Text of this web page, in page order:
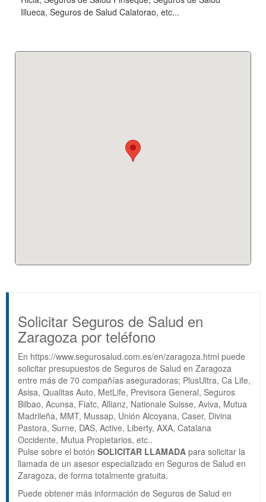
Illueca, Seguros de Salud Calatorao, etc...
Solicitar Seguros de Salud en
Zaragoza por teléfono
En https://www.segurosalud.com.es/en/zaragoza.html puede
solicitar presupuestos de Seguros de Salud en Zaragoza
entre más de 70 compañías aseguradoras; PlusUltra, Ca Life,
Asisa, Qualitas Auto, MetLife, Previsora General, Seguros
Bilbao, Acunsa, Fiatc, Allianz, Nationale Suisse, Aviva, Mutua
Madrileña, MMT, Mussap, Unión Alcoyana, Caser, Divina
Pastora, Surne, DAS, Active, Liberty, AXA, Catalana
Occidente, Mutua Propietarios, etc..
Pulse sobre el botón SOLICITAR LLAMADA para solicitar la
llamada de un asesor especializado en Seguros de Salud en
Zaragoza, de forma totalmente gratuita.
Puede obtener más información de Seguros de Salud en